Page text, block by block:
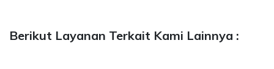
Berikut Layanan Terkait Kami Lainnya :